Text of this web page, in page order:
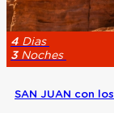
4 Dias
3Noches
SAN JUAN con